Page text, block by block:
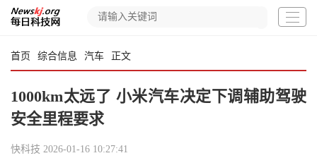
首页 综合信息 汽车 正文
1000km太远了 小米汽车决定下调辅助驾驶
安全里程要求
快科技 2026-01-16 10:27:41